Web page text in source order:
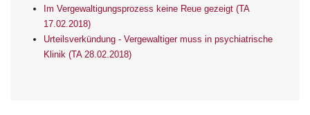
Im Vergewaltigungsprozess keine Reue gezeigt (TA
17.02.2018)
Urteilsverkündung - Vergewaltiger muss in psychiatrische
Klinik (TA 28.02.2018)